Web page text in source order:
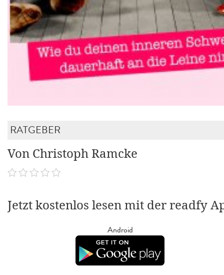
RATGEBER
Von Christoph Ramcke
Jetzt kostenlos lesen mit der readfy
Android